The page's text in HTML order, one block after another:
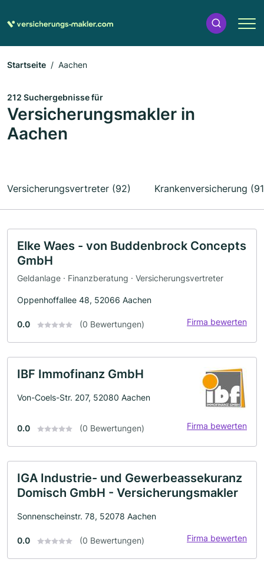
Startseite Aachen
212 Suchergebnisse für
Versicherungsmakler in
Aachen
Versicherungsvertreter (92) Krankenversicherung
Elke Waes - von Buddenbrock Concepts
GmbH
Geldanlage · Finanzberatung · Versicherungsvertreter
Oppenhoffallee 48, 52066 Aachen
0.0 (0 Bewertungen) Firma bewerten
IBF Immofinanz GmbH
Von-Coels-Str. 207, 52080 Aachen
0.0 (0 Bewertungen) Firma bewerten
IGA Industrie- und Gewerbeassekuranz
Domisch GmbH - Versicherungsmakler
Sonnenscheinstr. 78, 52078 Aachen
0.0 (0 Bewertungen) Firma bewerten